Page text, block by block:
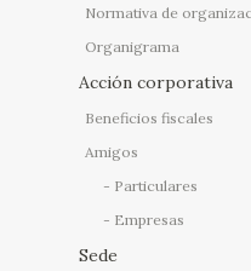
Normativa de
Organigrama
Acción corporativa
Beneficios fiscales
Amigos
Particulares
Empresas
Sede